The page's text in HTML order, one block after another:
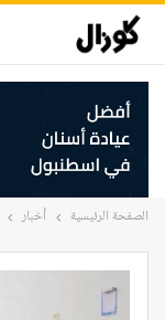
الصفحة الرئيسية أخبار